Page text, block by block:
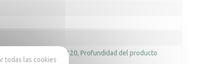
del producto (mm) : 120 Profundidad del producto
todas las cookies